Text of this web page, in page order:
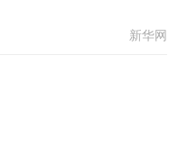
新华网